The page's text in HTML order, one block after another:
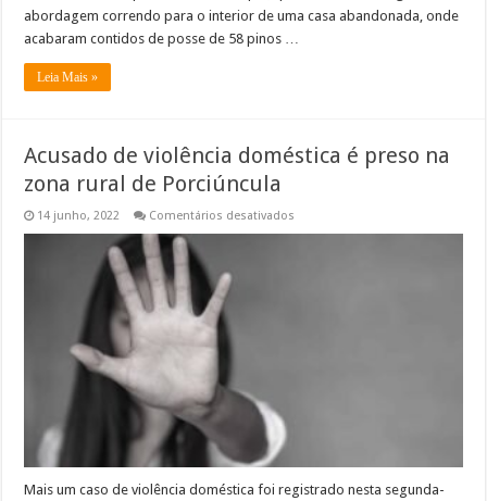
abordagem correndo para o interior de uma casa abandonada, onde
acabaram contidos de posse de 58 pinos …
Leia Mais »
Acusado de violência doméstica é preso na
zona rural de Porciúncula
14 junho, 2022 Comentários desativados
Mais um caso de violência doméstica foi registrado nesta segunda-